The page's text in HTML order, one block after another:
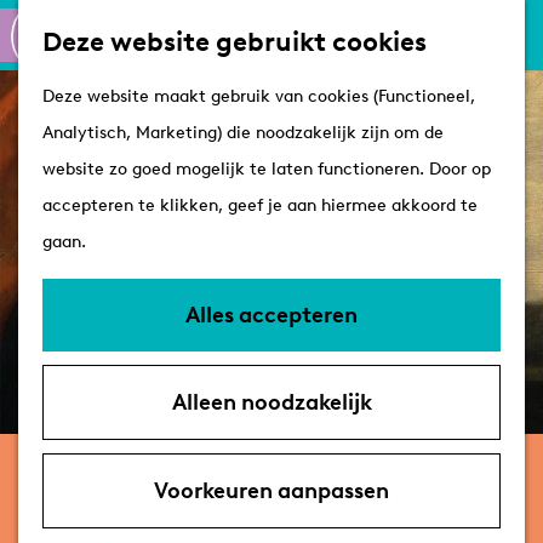
Deze website gebruikt cookies
Deze website maakt gebruik van cookies (Functioneel,
Analytisch, Marketing) die noodzakelijk zijn om de
website zo goed mogelijk te laten functioneren. Door op
accepteren te klikken, geef je aan hiermee akkoord te
gaan.
Alles accepteren
Alleen noodzakelijk
Voorkeuren aanpassen
G
a
n
r
d
K
a
r
t
Z
e
k
e
n
e
n
u
Routes
Winkelen
Plan je bezoek
Tips
Arrangementen
parkeren
Jan Steen-wandeling met gids |